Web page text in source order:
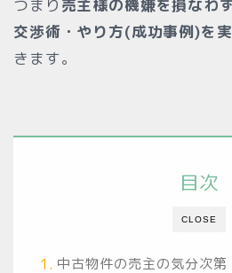
つまり 売主様の機嫌を損なわ
交渉術・やり方(成功事例)を
きます。
CLOSE
目次
中古物件の売主の気分次第